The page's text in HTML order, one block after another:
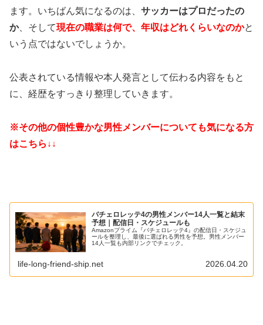
ます。いちばん気になるのは、 サッカーはプロだったの
か、そして現在の職業は何で、年収はどれくらいなのかと
いう点ではないでしょうか。
公表されている情報や本人発言として伝わる内容をもと
に、経歴をすっきり整理していきます。
※その他の個性豊かな男性メンバーについても気になる方
はこちら↓↓
バチェロレッテ4の男性メンバー14人一覧と結末
予想｜配信日・スケジュールも
Amazonプライム『バチェロレッテ4』の配信日・スケジュ
ールを整理し、最後に選ばれる男性を予想。男性メンバー
14人一覧も内部リンクでチェック。
life-long-friend-ship.net 2026.04.20